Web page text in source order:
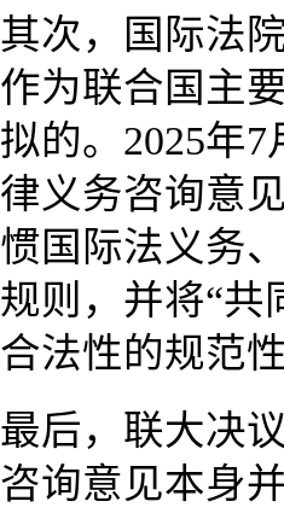
其次，国际法
作为联合国主
拟的。2025年
律义务咨询意
惯国际法义务
规则，并将“共
合法性的规范
最后，联大决
咨询意见本身